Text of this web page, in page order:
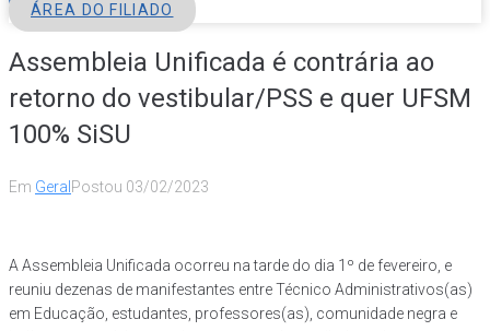
ÁREA DO FILIADO
Assembleia Unificada é contrária ao
retorno do vestibular/PSS e quer UFSM
100% SiSU
Em Geral Postou 03/02/2023
A Assembleia Unificada ocorreu na tarde do dia 1º de fevereiro, e
reuniu dezenas de manifestantes entre Técnico Administrativos(as)
em Educação, estudantes, professores(as), comunidade negra e